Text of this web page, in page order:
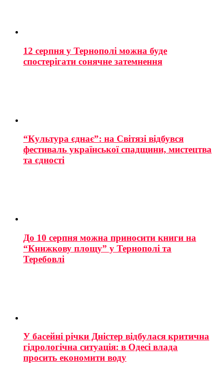
12 серпня у Тернополі можна буде
спостерігати сонячне затемнення
“Культура єднає”: на Світязі відбувся
фестиваль української спадщини, мистецтва
та єдності
До 10 серпня можна приносити книги на
“Книжкову площу” у Тернополі та
Теребовлі
У басейні річки Дністер відбулася критична
гідрологічна ситуація: в Одесі влада
просить економити воду